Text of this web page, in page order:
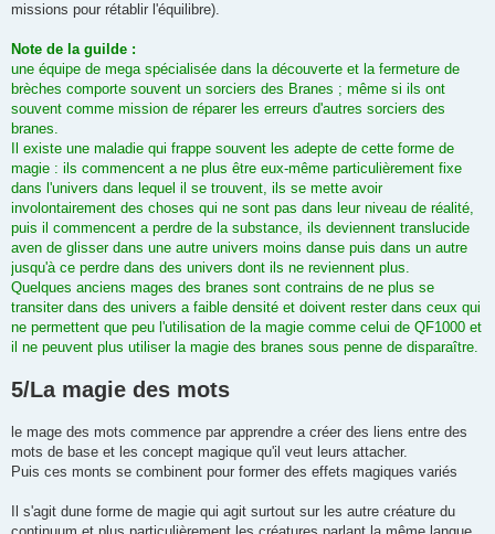
missions pour rétablir l'équilibre).
Note de la guilde :
une équipe de mega spécialisée dans la découverte et la fermeture de
brèches comporte souvent un sorciers des Branes ; même si ils ont
souvent comme mission de réparer les erreurs d'autres sorciers des
branes.
Il existe une maladie qui frappe souvent les adepte de cette forme de
magie : ils commencent a ne plus être eux-même particulièrement fixe
dans l'univers dans lequel il se trouvent, ils se mette avoir
involontairement des choses qui ne sont pas dans leur niveau de réalité,
puis il commencent a perdre de la substance, ils deviennent translucide
aven de glisser dans une autre univers moins danse puis dans un autre
jusqu'à ce perdre dans des univers dont ils ne reviennent plus.
Quelques anciens mages des branes sont contrains de ne plus se
transiter dans des univers a faible densité et doivent rester dans ceux qui
ne permettent que peu l'utilisation de la magie comme celui de QF1000 et
il ne peuvent plus utiliser la magie des branes sous penne de disparaître.
5/La magie des mots
le mage des mots commence par apprendre a créer des liens entre des
mots de base et les concept magique qu'il veut leurs attacher.
Puis ces monts se combinent pour former des effets magiques variés
Il s'agit dune forme de magie qui agit surtout sur les autre créature du